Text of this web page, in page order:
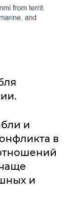
и
в
и